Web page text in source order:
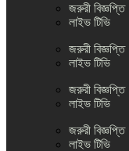
জরুরী বিজ্ঞপ্তি
লাইভ টিভি
জরুরী বিজ্ঞপ্তি
লাইভ টিভি
জরুরী বিজ্ঞপ্তি
লাইভ টিভি
জরুরী বিজ্ঞপ্তি
লাইভ টিভি